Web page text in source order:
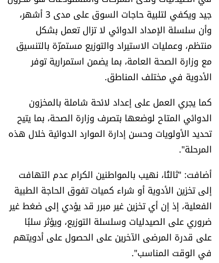
حظّك اليوم
للتاريخ
فيديو
من نحن
للتواصل معنا
شروط الإشتراك
Digital solutions by
جيد ويكفي لتلبية حاجات السوق على مدى 3 أشهر،
وأن سلسلة الإمداد الدوائي لا تزال تعمل بشكل
منتظم، وعمليات الاستيراد والتوزيع مستمرّة بالتنسيق
مع وزارة الصحة العامة، بما يضمن استمرارية توفر
الأدوية في مختلف المناطق.
كما يجري العمل على إعداد لائحة شاملة بالمخزون
الدوائي المتاح لوضعها بتصرف وزارة الصحة، بما يتيح
تحديد الأولويات وحسن إدارة الموارد الدوائية خلال هذه
المرحلة".
أضافت: "ثالثًا، نهيب بالمواطنين الكرام عدم التهافت
إلى تخزين الأدوية أو شراء كميات تفوق الحاجة الطبية
الفعلية، إذ إن أي تخزين غير مبرر قد يؤدي إلى ضغط غير
ضروري على الصيدليات وسلسلة التوزيع، ويؤثر سلبًا
على قدرة المرضى الآخرين على الحصول على أدويتهم
في الوقت المناسب".